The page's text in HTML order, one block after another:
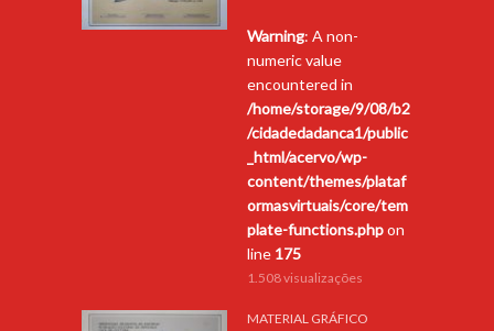
Warning: A non-
numeric value
encountered in
/home/storage/9/08/b2
/cidadedadanca1/public
_html/acervo/wp-
content/themes/plataf
ormasvirtuais/core/tem
plate-functions.phpon
line 175
1.508 visualizações
MATERIAL GRÁFICO